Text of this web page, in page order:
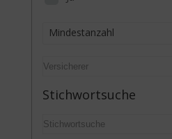
Mindestanzahl
Stichwortsuche